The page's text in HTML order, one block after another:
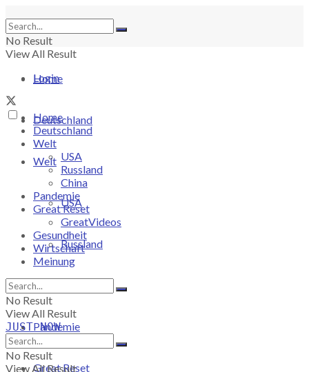
No Result
View All Result
Login
Home
Deutschland
Welt
USA
Russland
Pandemie
Great Reset
Home
Deutschland
Welt
USA
Russland
China
Pandemie
Great Reset
GreatVideos
Gesundheit
Wirtschaft
Meinung
No Result
View All Result
JUST-NOW
No Result
View All Result